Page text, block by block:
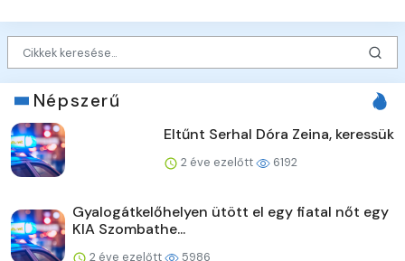
Népszerű
Eltűnt Serhal Dóra Zeina, keressük
2 éve ezelőtt 6192
Gyalogátkelőhelyen ütött el egy fiatal nőt egy
KIA Szombathe...
2 éve ezelőtt 5986